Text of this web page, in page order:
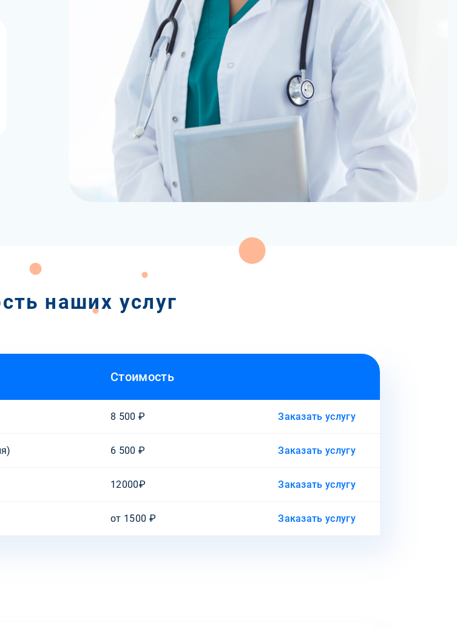
наших услуг
Стоимость
8 500 ₽ Заказать услугу
6 500 ₽ Заказать услугу
12000₽ Заказать услугу
от 1500 ₽ Заказать услугу